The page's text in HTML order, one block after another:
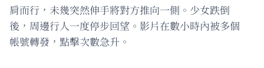
肩而行，未幾突然伸手將對方推向一側。少女跌倒
後，周邊行人一度停步回望。影片在數小時內被多個
帳號轉發，點擊次數急升。